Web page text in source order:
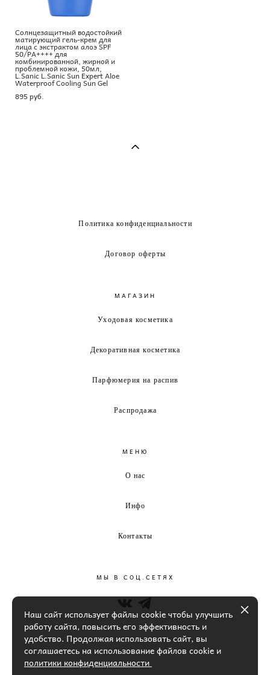
Солнцезащитный водостойкий
матирующий гель-крем для
лица с экстрактом алоэ SPF
50/PA++++ для
комбинированной, жирной и
проблемной кожи, 50мл,
L.Sanic L.Sanic Sun Expert Aloe
Waterproof Cooling Sun Gel
895 pуб.
Политика конфиденциальности
Договор оферты
МАГАЗИН
Уходовая косметика
Декоративная косметика
Парфюмерия на распив
Распродажа
МЕНЮ
О нас
Инфо
Контакты
МЫ В СОЦ.СЕТЯХ
Наш сайт использует файлы cookie чтобы улучшить
работу сайта, повысить его эффективность и
удобство. Продолжая использовать сайт, вы
соглашаетесь на использование файлов cookie и
политики конфиденциальности